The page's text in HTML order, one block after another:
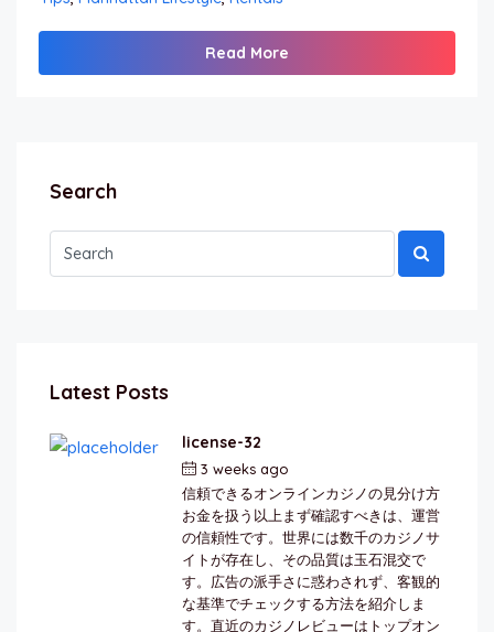
Read More
Search
Latest Posts
license-32
3 weeks ago
信頼できるオンラインカジノの見分け方
お金を扱う以上まず確認すべきは、運営
の信頼性です。世界には数千のカジノサ
イトが存在し、その品質は玉石混交で
す。広告の派手さに惑わされず、客観的
な基準でチェックする方法を紹介しま
す。直近のカジノレビューはトップオン